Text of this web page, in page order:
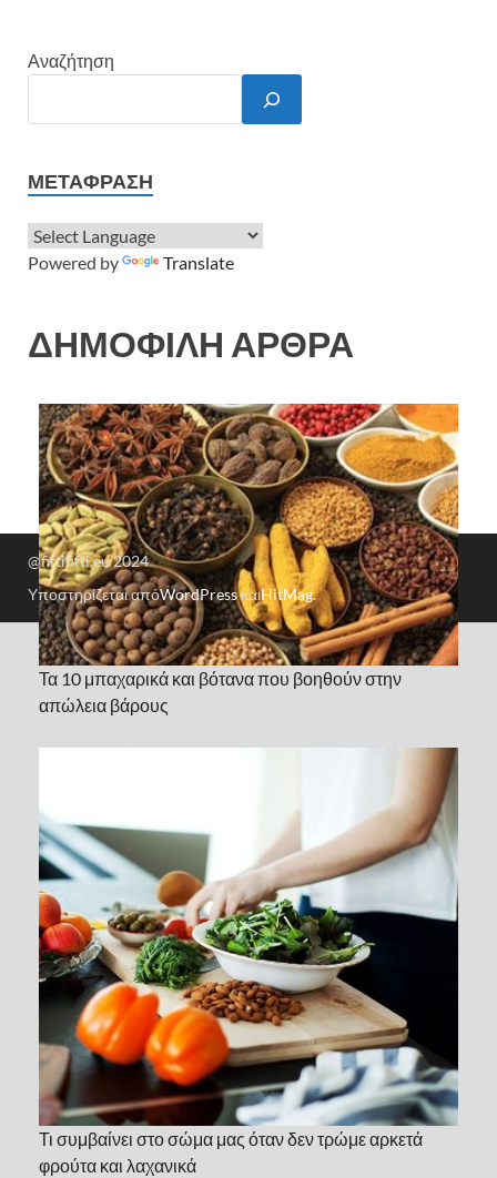
Αναζήτηση
ΜΕΤΆΦΡΑΣΗ
Powered by Translate
ΔΗΜΟΦΙΛΗ ΑΡΘΡΑ
Τα 10 μπαχαρικά και βότανα που βοηθούν στην
απώλεια βάρους
Τι συμβαίνει στο σώμα μας όταν δεν τρώμε αρκετά
φρούτα και λαχανικά
@fiftififti.eu 2024
Υποστηρίζεται απόWordPressκαιHitMag.